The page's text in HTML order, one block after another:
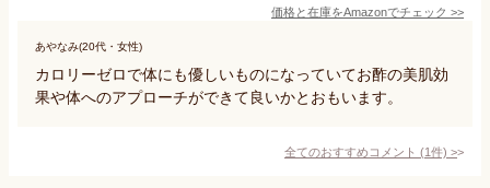
価格と在庫をAmazonでチェック >>
あやなみ(20代・女性)
カロリーゼロで体にも優しいものになっていてお酢の美肌効
果や体へのアプローチができて良いかとおもいます。
全てのおすすめコメント (1件) >